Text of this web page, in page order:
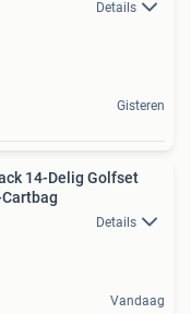
Details
Gisteren
14-Delig Golfset
Details
Vandaag